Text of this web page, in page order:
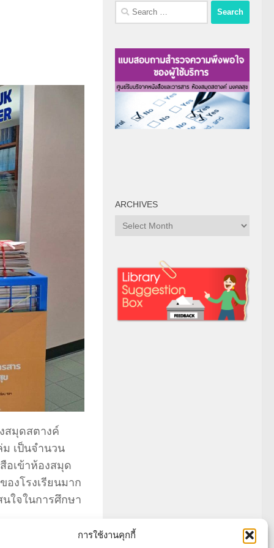
การใช้งานคุกกี้
สมุดสตางค์
ม เป็นจำนวน
อเข้าห้องสมุด
องโรงเรียนมาก
ใจในการศึกษา
Search
for:
ARCHIVES
Archives